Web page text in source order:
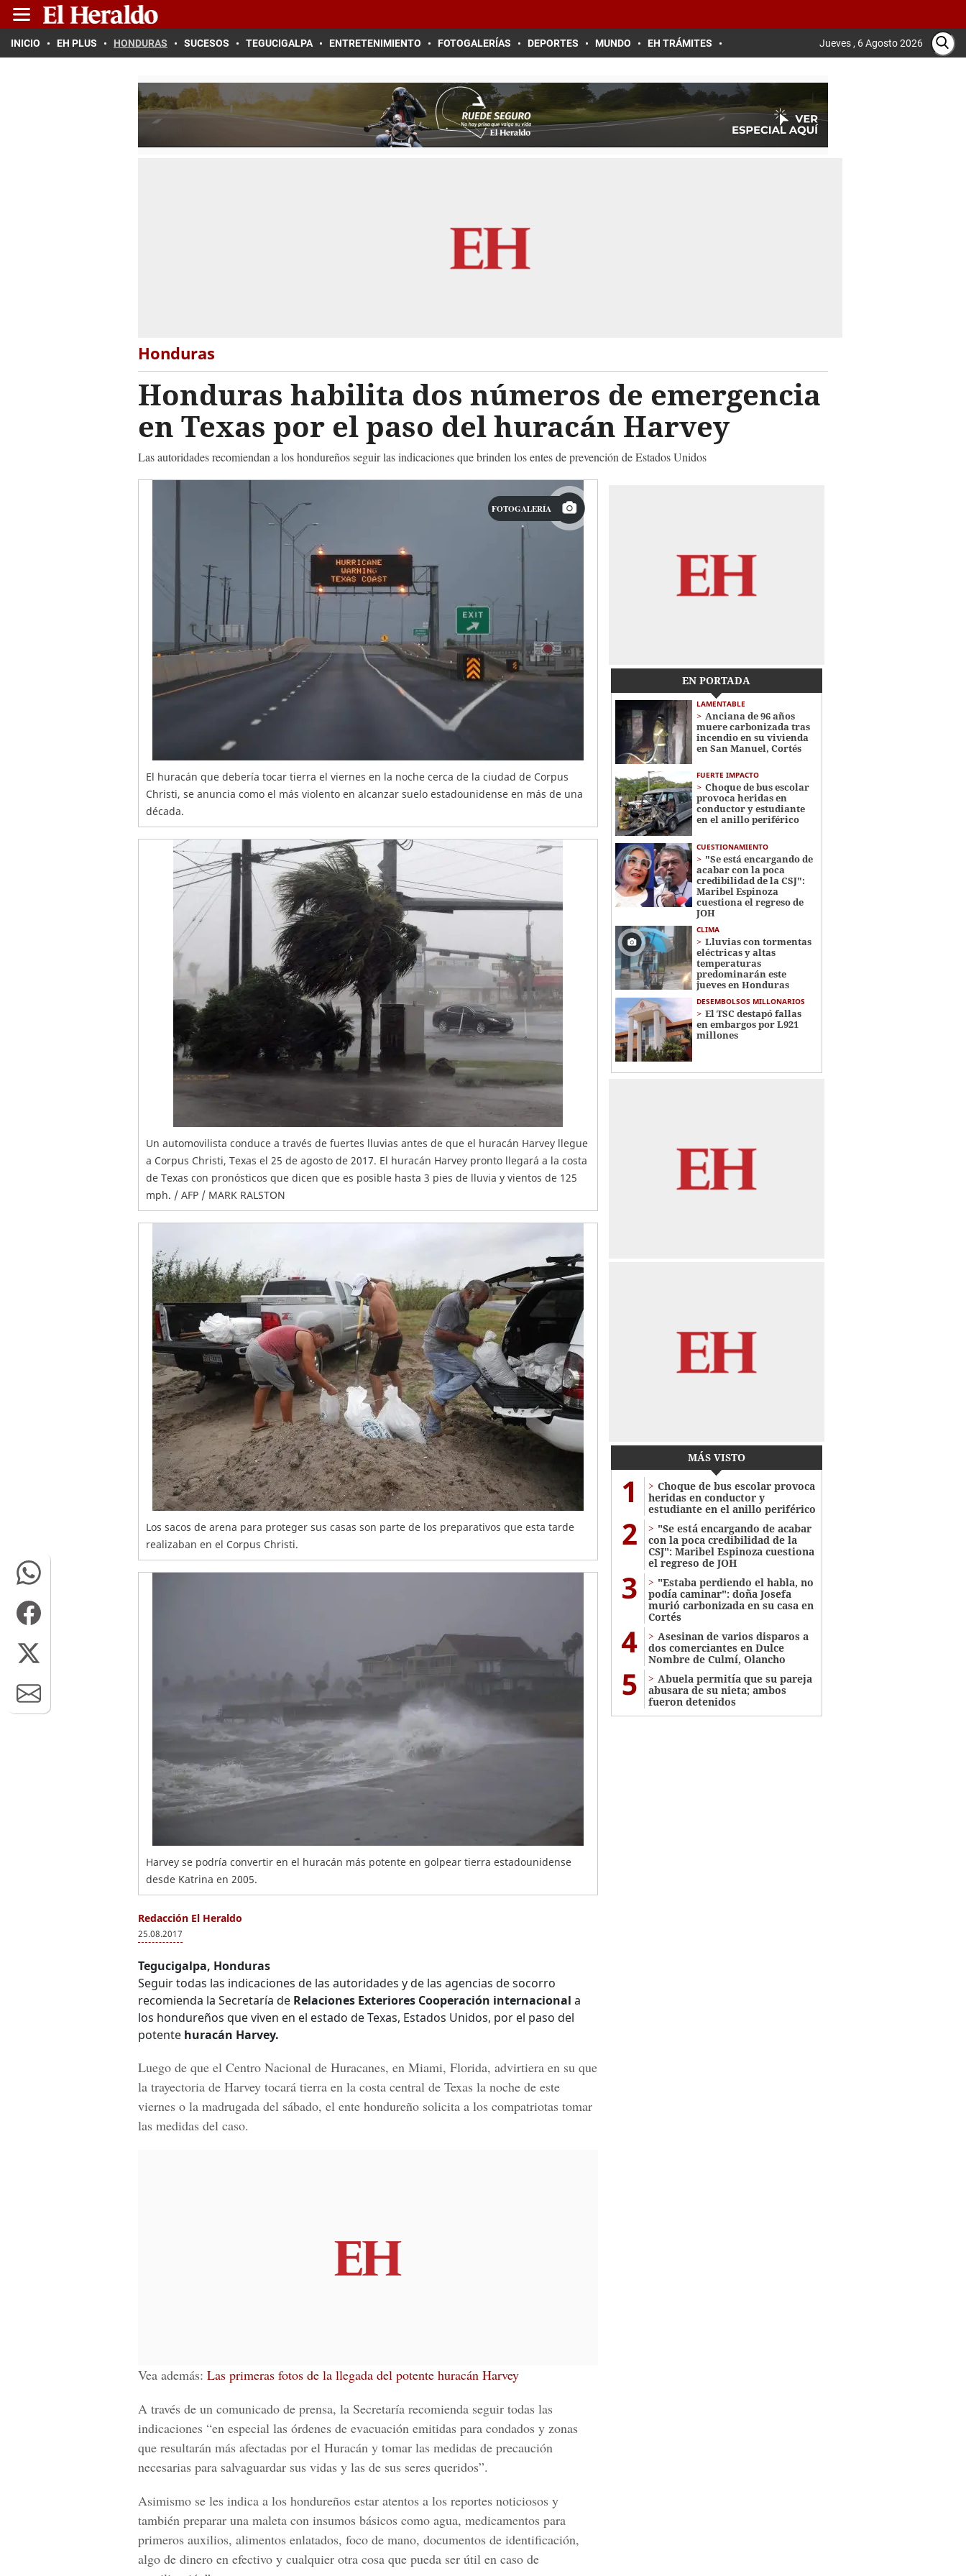
INICIO EH PLUS HONDURAS SUCESOS TEGUCIGALPA ENTRETENIMIENTO FOTOGALERÍAS DEPORTES MUNDO EH TRÁMITES Jueves , 6 Agosto 2026
Honduras
Honduras habilita dos números de emergencia
en Texas por el paso del huracán Harvey
Las autoridades recomiendan a los hondureños seguir las indicaciones que brinden los entes de prevención de Estados Unidos
FOTOGALERÍA
El huracán que debería tocar tierra el viernes en la noche cerca de la ciudad de Corpus
Christi, se anuncia como el más violento en alcanzar suelo estadounidense en más de una
década.
Un automovilista conduce a través de fuertes lluvias antes de que el huracán Harvey llegue
a Corpus Christi, Texas el 25 de agosto de 2017. El huracán Harvey pronto llegará a la costa
de Texas con pronósticos que dicen que es posible hasta 3 pies de lluvia y vientos de 125
mph. / AFP / MARK RALSTON
Los sacos de arena para proteger sus casas son parte de los preparativos que esta tarde
realizaban en el Corpus Christi.
Harvey se podría convertir en el huracán más potente en golpear tierra estadounidense
desde Katrina en 2005.
Redacción El Heraldo
25.08.2017
Tegucigalpa, Honduras
Seguir todas las indicaciones de las autoridades y de las agencias de socorro
recomienda la Secretaría de Relaciones Exteriores Cooperación internacional a
los hondureños que viven en el estado de Texas, Estados Unidos, por el paso del
potente huracán Harvey.
Luego de que el Centro Nacional de Huracanes, en Miami, Florida, advirtiera en su que
la trayectoria de Harvey tocará tierra en la costa central de Texas la noche de este
viernes o la madrugada del sábado, el ente hondureño solicita a los compatriotas tomar
las medidas del caso.
Vea además: Las primeras fotos de la llegada del potente huracán Harvey
A través de un comunicado de prensa, la Secretaría recomienda seguir todas las
indicaciones “en especial las órdenes de evacuación emitidas para condados y zonas
que resultarán más afectadas por el Huracán y tomar las medidas de precaución
necesarias para salvaguardar sus vidas y las de sus seres queridos”.
Asimismo se les indica a los hondureños estar atentos a los reportes noticiosos y
también preparar una maleta con insumos básicos como agua, medicamentos para
primeros auxilios, alimentos enlatados, foco de mano, documentos de identificación,
algo de dinero en efectivo y cualquier otra cosa que pueda ser útil en caso de
EN PORTADA
LAMENTABLE
Anciana de 96 años
muere carbonizada tras
incendio en su vivienda
en San Manuel, Cortés
FUERTE IMPACTO
Choque de bus escolar
provoca heridas en
conductor y estudiante
en el anillo periférico
CUESTIONAMIENTO
"Se está encargando de
acabar con la poca
credibilidad de la CSJ":
Maribel Espinoza
cuestiona el regreso de
JOH
CLIMA
Lluvias con tormentas
eléctricas y altas
temperaturas
predominarán este
jueves en Honduras
DESEMBOLSOS MILLONARIOS
El TSC destapó fallas
en embargos por L921
millones
MÁS VISTO
1
Choque de bus escolar provoca
heridas en conductor y
estudiante en el anillo periférico
2
"Se está encargando de acabar
con la poca credibilidad de la
CSJ": Maribel Espinoza cuestiona
el regreso de JOH
3
"Estaba perdiendo el habla, no
podía caminar": doña Josefa
murió carbonizada en su casa en
Cortés
4
Asesinan de varios disparos a
dos comerciantes en Dulce
Nombre de Culmí, Olancho
5
Abuela permitía que su pareja
abusara de su nieta; ambos
fueron detenidos